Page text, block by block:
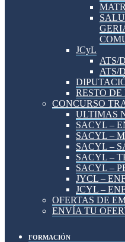
JCyL
ATS/
ATS/
RESTO DE
CONCURSO
ULTIMAS
SACYL –
SACYL –
SACYL –
SACYL –
SACYL –
JYCL –
JCYL –
OFERTAS DE
ENVÍA TU
FORMACIÓN